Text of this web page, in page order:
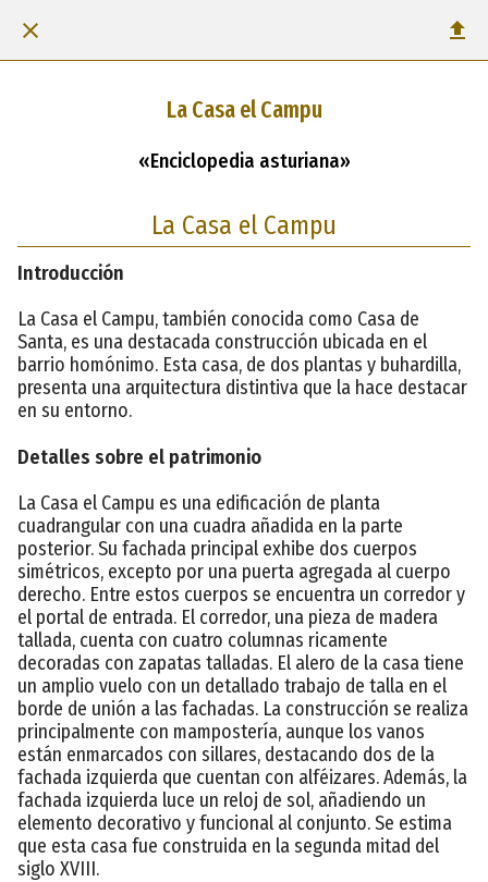
La Casa el Campu
«Enciclopedia asturiana»
La Casa el Campu
Introducción
La Casa el Campu, también conocida como Casa de
Santa, es una destacada construcción ubicada en el
barrio homónimo. Esta casa, de dos plantas y buhardilla,
presenta una arquitectura distintiva que la hace destacar
en su entorno.
Detalles sobre el patrimonio
La Casa el Campu es una edificación de planta
cuadrangular con una cuadra añadida en la parte
posterior. Su fachada principal exhibe dos cuerpos
simétricos, excepto por una puerta agregada al cuerpo
derecho. Entre estos cuerpos se encuentra un corredor y
el portal de entrada. El corredor, una pieza de madera
tallada, cuenta con cuatro columnas ricamente
decoradas con zapatas talladas. El alero de la casa tiene
un amplio vuelo con un detallado trabajo de talla en el
borde de unión a las fachadas. La construcción se realiza
principalmente con mampostería, aunque los vanos
están enmarcados con sillares, destacando dos de la
fachada izquierda que cuentan con alféizares. Además, la
fachada izquierda luce un reloj de sol, añadiendo un
elemento decorativo y funcional al conjunto. Se estima
que esta casa fue construida en la segunda mitad del
siglo XVIII.